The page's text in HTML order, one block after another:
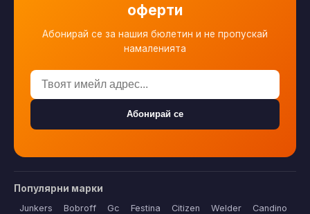
оферти
Абонирай се за нашия бюлетин и не пропускай
намаленията
Абонирай се
Популярни марки
Junkers Bobroff Gc Festina Citizen Welder
Candino